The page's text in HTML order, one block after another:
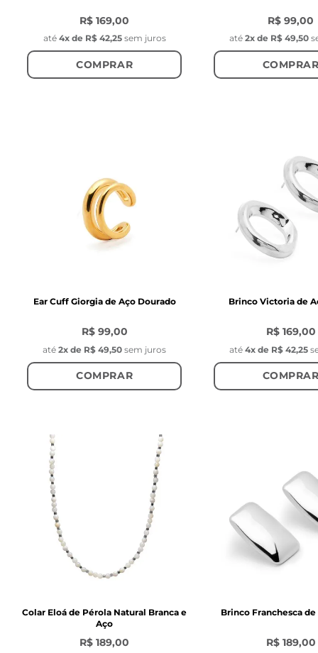
R$ 169,00
até 4x de R$ 42,25 sem juros
COMPRAR
R$ 99,00
até 2x de R$ 49,50
Ear Cuff Giorgia de Aço Dourado
R$ 99,00
até 2x de R$ 49,50 sem juros
COMPRAR
Brinco Victoria de
R$ 169,00
até 4x de R$ 42,25
Colar Eloá de Pérola Natural Branca e
Aço
R$ 189,00
Brinco Franchesca
R$ 189,00